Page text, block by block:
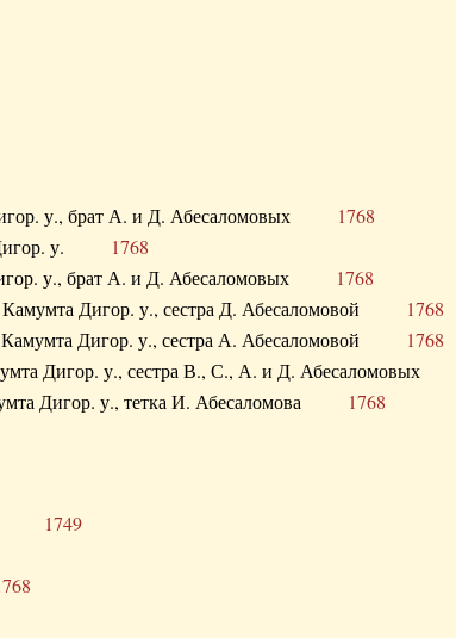
у., брат А. и Д. Абесаломовых 1768
Дигор. у. 1768
у., брат А. и Д. Абесаломовых 1768
Камумта Дигор. у., сестра Д. Абесаломовой 1768
Камумта Дигор. у., сестра А. Абесаломовой 1768
Дигор. у., сестра В., С., А. и Д. Абесаломовых
Дигор. у., тетка И. Абесаломова 1768
1749